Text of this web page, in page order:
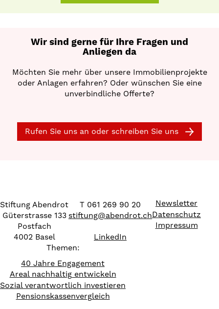
Wir sind gerne für Ihre Fragen und
Anliegen da
Möchten Sie mehr über unsere Immobilienprojekte
oder Anlagen erfahren? Oder wünschen Sie eine
unverbindliche Offerte?
Rufen Sie uns an oder schreiben Sie uns
Stiftung Abendrot
Güterstrasse 133
Postfach
4002 Basel
T 061 269 90 20
stiftung@abendrot.ch
LinkedIn
Newsletter
Datenschutz
Impressum
Themen:
40 Jahre Engagement
Areal nachhaltig entwickeln
Sozial verantwortlich investieren
Pensionskassenvergleich